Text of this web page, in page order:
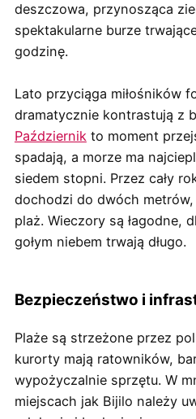
deszczowa, przynosząca
spektakularne burze
godzinę.
Lato przyciąga miłośników
dramatycznie kontrastują z
Październikto moment
spadają, a morze ma
siedem stopni. Przez cały
dochodzi do dwóch
plaż. Wieczory są łagodne,
gołym niebem trwają długo.
Bezpieczeństwo i
Plaże są strzeżone przez
kurorty mają ratowników,
wypożyczalnie sprzętu. W
miejscach jak Bijilo należy